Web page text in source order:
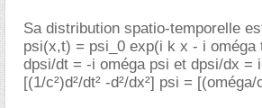
Sa distribution spatio-temporelle
psi(x,t) = psi_0 exp(i k x - i oméga
dpsi/dt = -i oméga psi et dpsi/dx =
[(1/c²)d²/dt² -d²/dx²] psi =